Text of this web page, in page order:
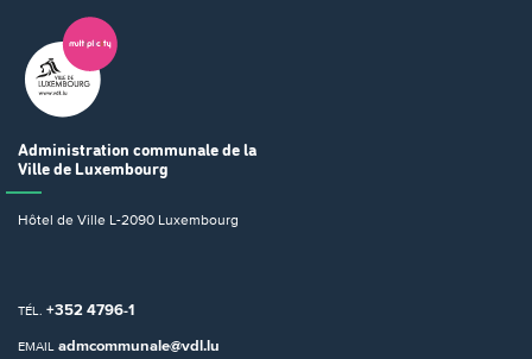
Administration communale de la
Ville de Luxembourg
Hôtel de Ville L-2090 Luxembourg
TÉL. +352 4796-1
EMAIL admcommunale@vdl.lu